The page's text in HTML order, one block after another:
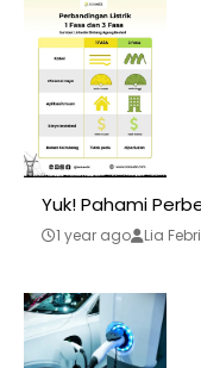
Yuk! Pahami
1 year ago Lia